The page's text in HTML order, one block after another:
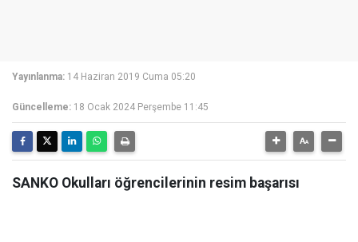
Yayınlanma: 14 Haziran 2019 Cuma 05:20
Güncelleme: 18 Ocak 2024 Perşembe 11:45
SANKO Okulları öğrencilerinin resim başarısı